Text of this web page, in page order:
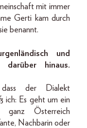
mit immer
Gerti kam durch
benannt.
und
hinaus.
der Dialekt
ich: Es geht um ein
ganz Österreich
Nachbarin oder